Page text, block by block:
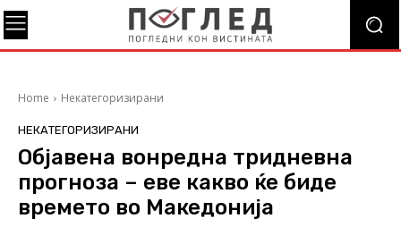
Home Некатегоризирани
НЕКАТЕГОРИЗИРАНИ
Објавена вонредна тридневна
прогноза – еве какво ќе биде
времето во Македонија